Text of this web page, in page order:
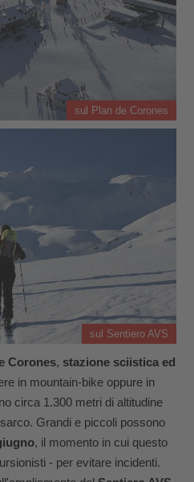
sul Plan de Corones
sul Sentiero AVS
Corones, stazione sciistica ed
in mountain-bike oppure in
circa 1.300 metri di altitudine
Grandi e piccoli possono
, il momento in cui questo
- per evitare incidenti.